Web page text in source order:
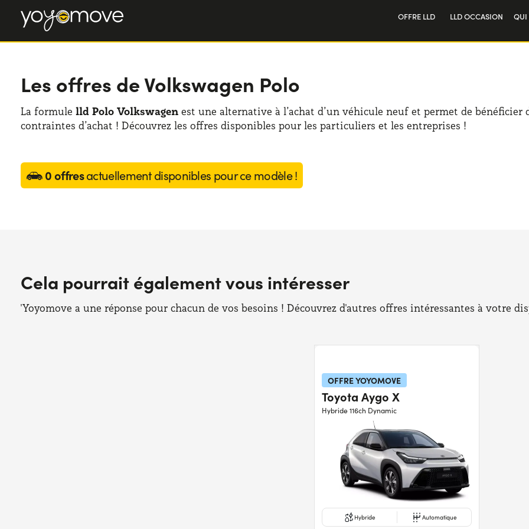
OFFRE LLD LLD OCCASION QUI
Les offres de Volkswagen Polo
La formule lld Polo Volkswagen est une alternative à l’achat d’un véhicule neuf et permet de bénéficier
contraintes d’achat ! Découvrez les offres disponibles pour les particuliers et les entreprises !
0 offresactuellement disponibles pour ce modèle !
Cela pourrait également vous intéresser
'Yoyomove a une réponse pour chacun de vos besoins ! Découvrez d'autres offres intéressantes à votre
OFFRE YOYOMOVE
Toyota Aygo X
Hybride 116ch Dynamic
Hybride Automatique